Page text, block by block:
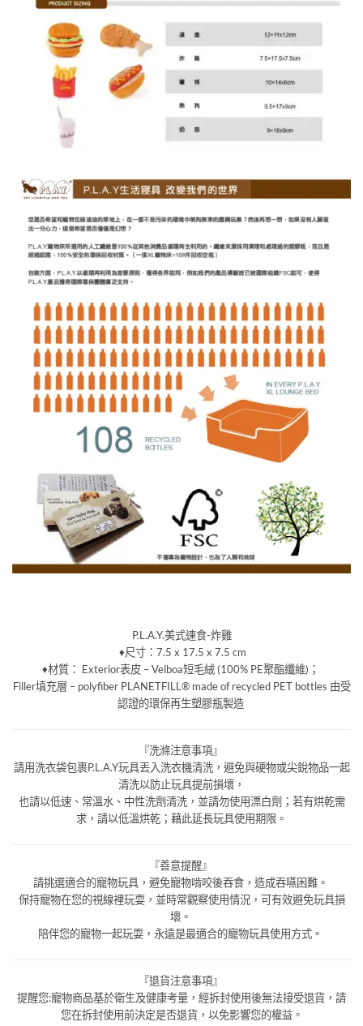
P.L.A.Y.美式速食-炸雞
♦尺寸：7.5 x 17.5 x 7.5 cm
♦材質： Exterior表皮 – Velboa短毛絨 (100% PE聚酯纖維)；
Filler填充層 – polyfiber PLANETFILL® made of recycled PET bottles 由受
認證的環保再生塑膠瓶製造
『洗滌注意事項』
請用洗衣袋包裹P.L.A.Y玩具丟入洗衣機清洗，避免與硬物或尖銳物品一起
清洗以防止玩具提前損壞，
也請以低速、常溫水、中性洗劑清洗，並請勿使用漂白劑；若有烘乾需
求，請以低溫烘乾；藉此延長玩具使用期限。
『善意提醒』
請挑選適合的寵物玩具，避免寵物啃咬後吞食，造成吞嚥困難。
保持寵物在您的視線裡玩耍，並時常觀察使用情況，可有效避免玩具損
壞。
陪伴您的寵物一起玩耍，永遠是最適合的寵物玩具使用方式。
『退貨注意事項』
提醒您:寵物商品基於衛生及健康考量，經拆封使用後無法接受退貨，請
您在拆封使用前決定是否退貨，以免影響您的權益。